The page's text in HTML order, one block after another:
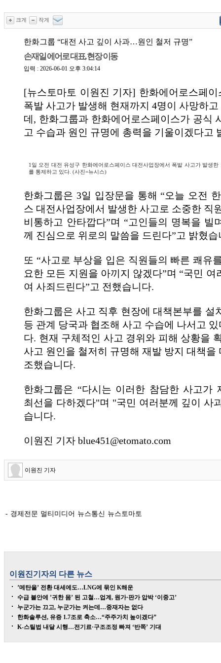
크게 작게
한화그룹 “대전 사고 깊이 사과…원인 철저 규명”
손재일 에어로 대표, 현장 이동
입력 : 2026-06-01 오후 3:04:14
[뉴스토마토 이원진 기자] 한화에어로스페이
폭발 사고가 발생해 현재까지 4명이 사망하
데, 한화그룹과 한화에어로스페이스가 공식
고 수습과 원인 규명에 총력을 기울이겠다고
1일 오전 대전 유성구 한화에어로스페이스 대전사업장에서 폭발 사고가 발생
를 통제하고 있다. (사진=뉴시스)
한화그룹은 3일 입장문을 통해 “오늘 오전
스 대전사업장에서 발생한 사고로 소중한 직
비통하고 안타깝다”며 “고인들의 명복을 빌
께 진심으로 위로의 말씀을 드린다”고 밝혔습
또 “사고로 부상을 입은 직원들의 빠른 쾌유
요한 모든 지원을 아끼지 않겠다”며 “국민 여
여 사죄드린다”고 전했습니다.
한화그룹은 사고 직후 현장에 대책본부를 설
등 관계 당국과 협조해 사고 수습에 나서고
다. 현재 구체적인 사고 경위와 피해 상황을
사고 원인을 철저히 규명해 재발 방지 대책을
조했습니다.
한화그룹은 “다시는 이러한 참담한 사고가
최선을 다하겠다"며 "국민 여러분께 깊이 사
습니다.
이원진 기자 blue451@etomato.com
이원진 기자
- 경제전문 멀티미디어 뉴스통신 뉴스토마토
이원진기자의 다른 뉴스
’메탄올’ 전환 대세에도…LNG에 묶인 K해운
수급 불안에 ’귀한 몸’ 된 고철…업계, 원가·판가 압박 ‘이중고’
누군가는 끄고, 누군가는 켜는데…중재자는 없다
한화솔루션, 유증 1.7조로 축소…“주주가치 높이겠다”
K-스틸법 내달 시행…전기료·구조조정 빠져 ‘반쪽’ 기대